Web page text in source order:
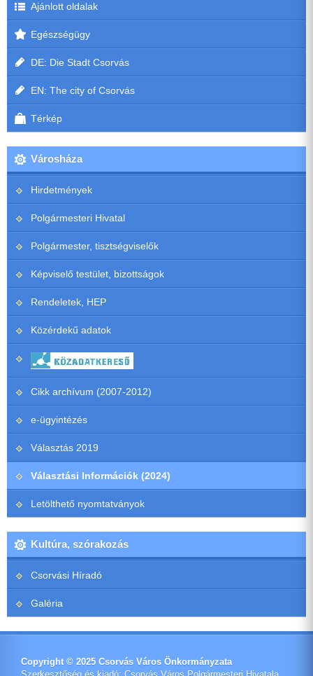
Ajánlott oldalak
Egészségügy
DE: Die Stadt Csorvás
EN: The city of Csorvás
Térkép
Városháza
Hirdetmények
Polgármesteri Hivatal
Polgármester, tisztségviselők
Képviselő testület, bizottságok
Rendeletek, HEP
Közérdekű adatok
Cikk archívum (2007-2012)
e-ügyintézés
Választás 2019
Választási Információk (2024)
Letölthető nyomtatványok
Kultúra, szórakozás
Csorvási Híradó
Galéria
Copyright © 2025 Csorvás Város Önkormányzata